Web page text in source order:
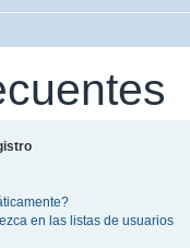
en las listas de usuarios